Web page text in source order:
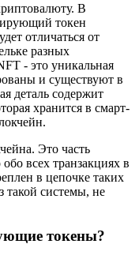
В
токен
отличаться от
разных
- это уникальная
и существуют в
деталь содержит
хранится в смарт-
Это часть
всех транзакциях в
в цепочке таких
такой системы, не
токены?